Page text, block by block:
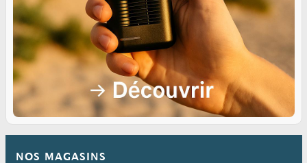
NOS MAGASINS